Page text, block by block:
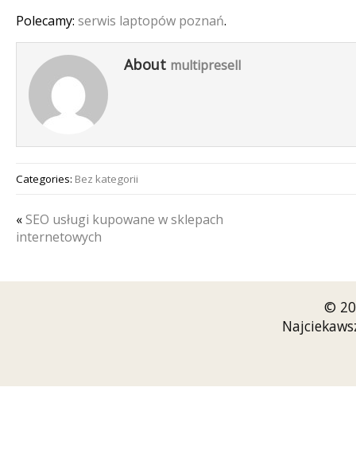
Polecamy: serwis laptopów poznań.
About multipresell
Categories: Bez kategorii
«SEO usługi kupowane w sklepach
internetowych
©